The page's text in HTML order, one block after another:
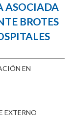
ASOCIADA
BROTES
EN
EXTERNO